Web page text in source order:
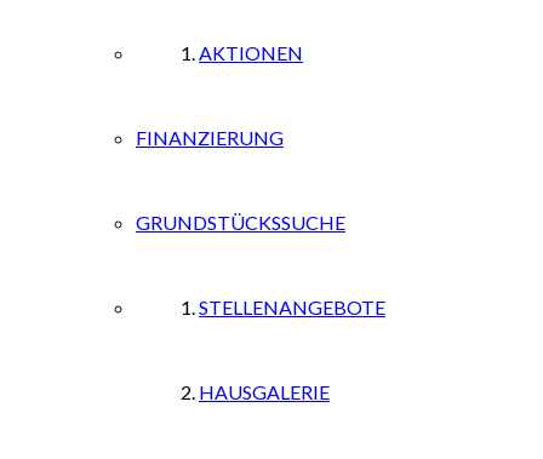
AKTIONEN
FINANZIERUNG
GRUNDSTÜCKSSUCHE
STELLENANGEBOTE
HAUSGALERIE